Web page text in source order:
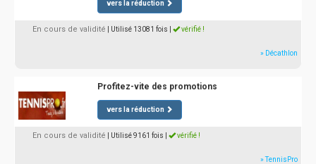
vers la réduction
En cours de validité | Utilisé 13081 fois vérifié !
» Décathlon
Profitez-vite des promotions
vers la réduction
En cours de validité | Utilisé 9161 fois vérifié !
» TennisPro